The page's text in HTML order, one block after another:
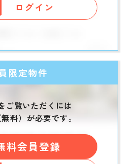
ログイン
限定物件
ご覧いただくには
料）が必要です。
料会員登録